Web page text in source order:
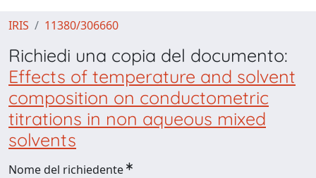
IRIS 11380/306660
Richiedi una copia del documento:
Effects of temperature and solvent
composition on conductometric
titrations in non aqueous mixed
solvents
Nome del richiedente